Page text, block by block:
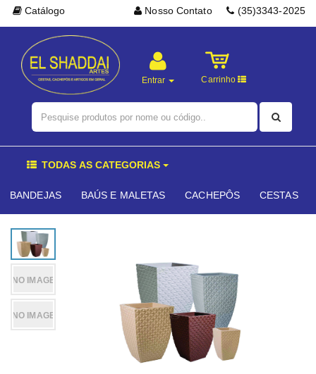
Nosso Contato (35)3343-2025
Catálogo
Entrar Carrinho
TODAS AS CATEGORIAS
BANDEJAS BAÚS E MALETAS CACHEPÔS CESTAS